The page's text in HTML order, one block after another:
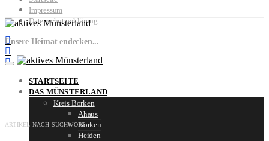
Impressum
Datenschutzerklärung
Unsere Heimat endecken...
STARTSEITE
DAS MÜNSTERLAND
Kreis Borken
Ahaus
Borken
Heiden
ARTIKEL NACH SUCHWORT